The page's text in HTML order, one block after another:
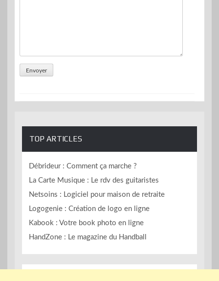
TOP ARTICLES
Débrideur : Comment ça marche ?
La Carte Musique : Le rdv des guitaristes
Netsoins : Logiciel pour maison de retraite
Logogenie : Création de logo en ligne
Kabook : Votre book photo en ligne
HandZone : Le magazine du Handball